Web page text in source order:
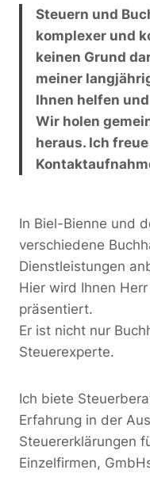
Steuern und
komplexer und
keinen Grund
meiner
Ihnen helfen
Wir holen
heraus. Ich
In Biel-Bienne und
verschiedene
Dienstleistungen
Hier wird Ihnen
präsentiert.
Er ist nicht nur
Steuerexperte.
Ich biete
Erfahrung in der
Steuererklärungen
Einzelfirmen,